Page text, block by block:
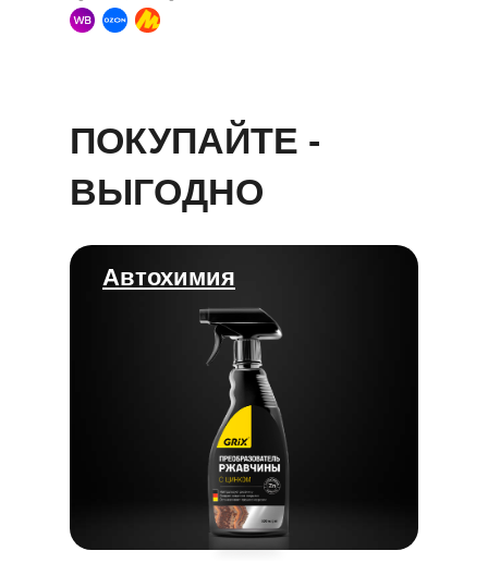
ПОКУПАЙТЕ -
ВЫГОДНО
Автохимия